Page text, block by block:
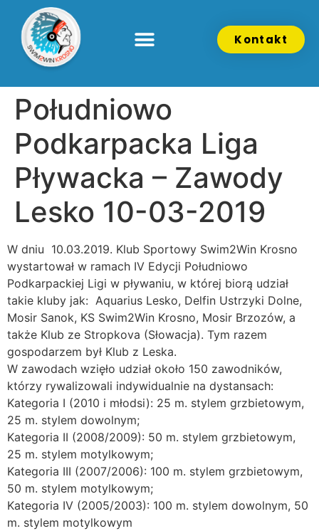
Kontakt
Południowo
Podkarpacka Liga
Pływacka – Zawody
Lesko 10-03-2019
W dniu 10.03.2019. Klub Sportowy Swim2Win Krosno
wystartował w ramach IV Edycji Południowo
Podkarpackiej Ligi w pływaniu, w której biorą udział
takie kluby jak: Aquarius Lesko, Delfin Ustrzyki Dolne,
Mosir Sanok, KS Swim2Win Krosno, Mosir Brzozów, a
także Klub ze Stropkova (Słowacja). Tym razem
gospodarzem był Klub z Leska.
W zawodach wzięło udział około 150 zawodników,
którzy rywalizowali indywidualnie na dystansach:
Kategoria I (2010 i młodsi): 25 m. stylem grzbietowym,
25 m. stylem dowolnym;
Kategoria II (2008/2009): 50 m. stylem grzbietowym,
25 m. stylem motylkowym;
Kategoria III (2007/2006): 100 m. stylem grzbietowym,
50 m. stylem motylkowym;
Kategoria IV (2005/2003): 100 m. stylem dowolnym, 50
m. stylem motylkowym